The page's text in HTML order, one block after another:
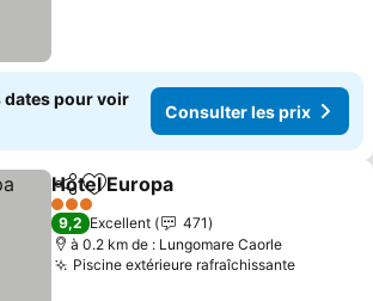
dates pour voir
Consulter les prix
PartagerAjouter à mes favoris
Hotel Europa
3 Étoiles
9,2 Excellent
471
à 0.2 km de : Lungomare Caorle
Piscine extérieure rafraîchissante